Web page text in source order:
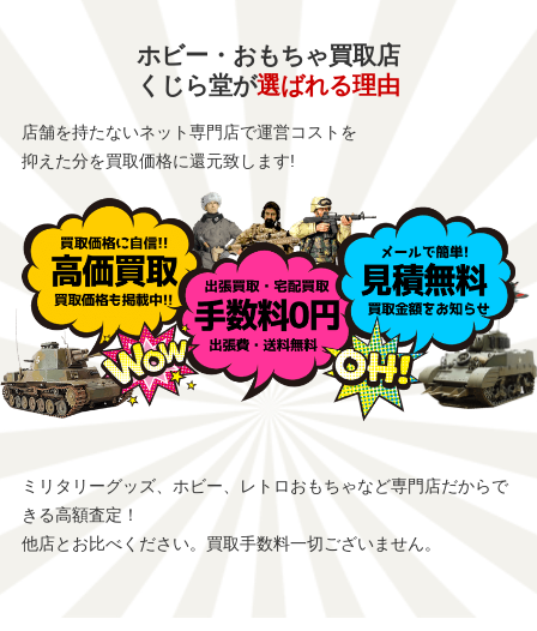
ホビー・おもちゃ買取店
くじら堂が選ばれる理由
店舗を持たないネット専門店で運営コストを
抑えた分を買取価格に還元致します!
ミリタリーグッズ、ホビー、レトロおもちゃなど専門店だからで
きる高額査定！
他店とお比べください。買取手数料一切ございません。